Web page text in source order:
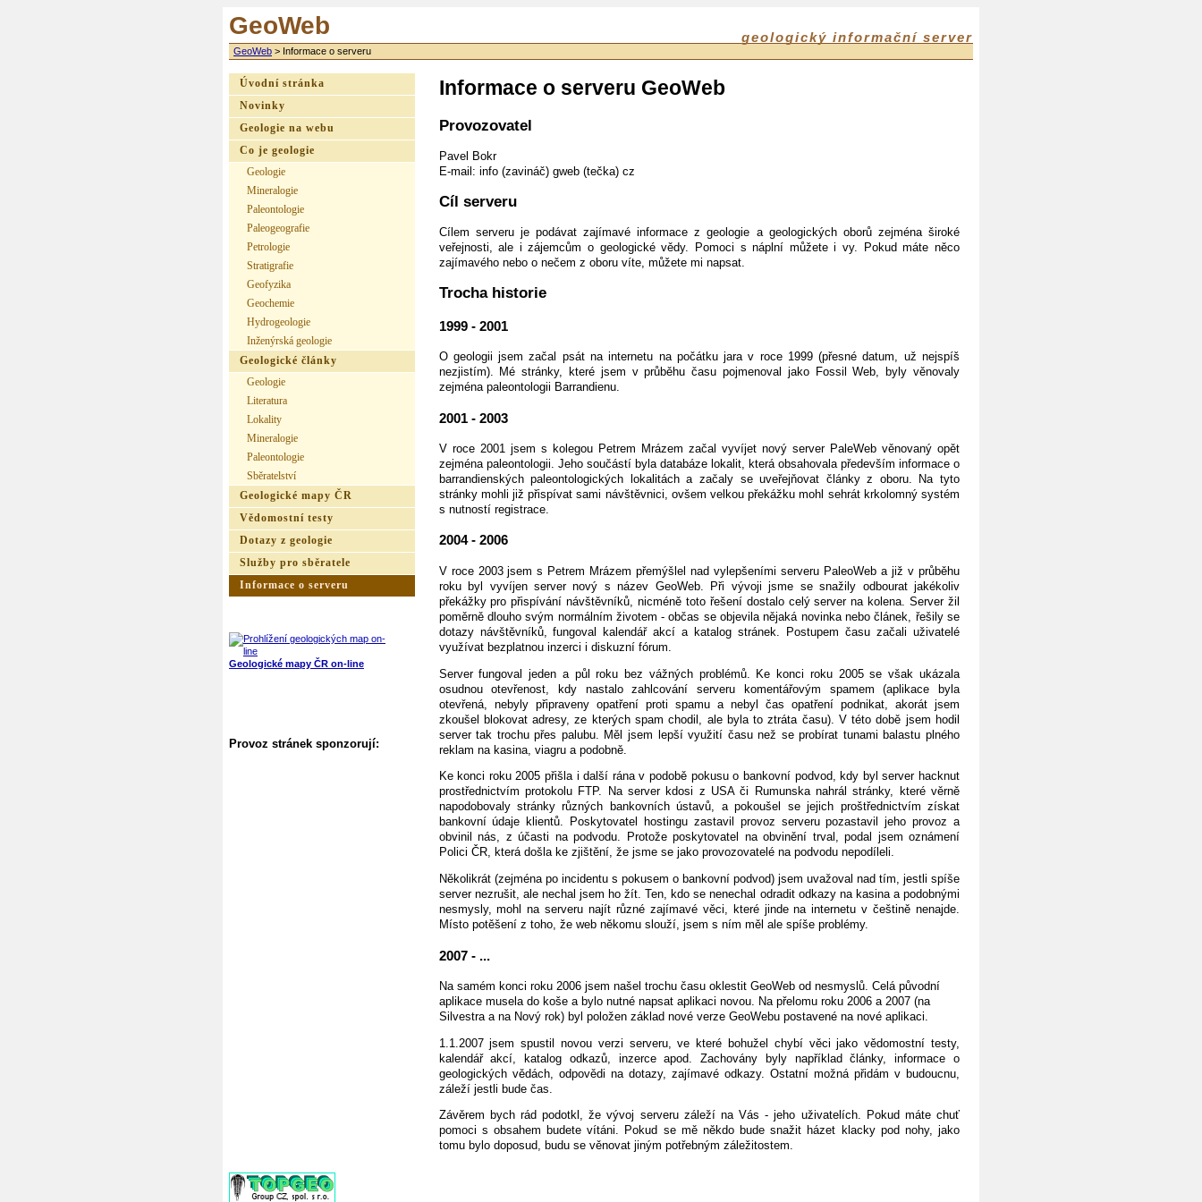
GeoWeb geologický informační server
GeoWeb > Informace o serveru
Informace o serveru GeoWeb
Provozovatel
Pavel Bokr
E-mail: info (zavináč) gweb (tečka) cz
Cíl serveru
Cílem serveru je podávat zajímavé informace z geologie a geologických oborů zejména široké
veřejnosti, ale i zájemcům o geologické vědy. Pomoci s náplní můžete i vy. Pokud máte něco
zajímavého nebo o nečem z oboru víte, můžete mi napsat.
Trocha historie
1999 - 2001
O geologii jsem začal psát na internetu na počátku jara v roce 1999 (přesné datum, už nejspíš
nezjistím). Mé stránky, které jsem v průběhu času pojmenoval jako Fossil Web, byly věnovaly
zejména paleontologii Barrandienu.
2001 - 2003
V roce 2001 jsem s kolegou Petrem Mrázem začal vyvíjet nový server PaleWeb věnovaný opět
zejména paleontologii. Jeho součástí byla databáze lokalit, která obsahovala především informace o
barrandienských paleontologických lokalitách a začaly se uveřejňovat články z oboru. Na tyto
stránky mohli již přispívat sami návštěvnici, ovšem velkou překážku mohl sehrát krkolomný systém
s nutností registrace.
2004 - 2006
V roce 2003 jsem s Petrem Mrázem přemýšlel nad vylepšeními serveru PaleoWeb a již v průběhu
roku byl vyvíjen server nový s název GeoWeb. Při vývoji jsme se snažily odbourat jakékoliv
překážky pro přispívání návštěvníků, nicméně toto řešení dostalo celý server na kolena. Server žil
poměrně dlouho svým normálním životem - občas se objevila nějaká novinka nebo článek, řešily se
dotazy návštěvníků, fungoval kalendář akcí a katalog stránek. Postupem času začali uživatelé
využívat bezplatnou inzerci i diskuzní fórum.
Server fungoval jeden a půl roku bez vážných problémů. Ke konci roku 2005 se však ukázala
osudnou otevřenost, kdy nastalo zahlcování serveru komentářovým spamem (aplikace byla
otevřená, nebyly připraveny opatření proti spamu a nebyl čas opatření podnikat, akorát jsem
zkoušel blokovat adresy, ze kterých spam chodil, ale byla to ztráta času). V této době jsem hodil
server tak trochu přes palubu. Měl jsem lepší využití času než se probírat tunami balastu plného
reklam na kasina, viagru a podobně.
Ke konci roku 2005 přišla i další rána v podobě pokusu o bankovní podvod, kdy byl server hacknut
prostřednictvím protokolu FTP. Na server kdosi z USA či Rumunska nahrál stránky, které věrně
napodobovaly stránky různých bankovních ústavů, a pokoušel se jejich proštřednictvím získat
bankovní údaje klientů. Poskytovatel hostingu zastavil provoz serveru pozastavil jeho provoz a
obvinil nás, z účasti na podvodu. Protože poskytovatel na obvinění trval, podal jsem oznámení
Polici ČR, která došla ke zjištění, že jsme se jako provozovatelé na podvodu nepodíleli.
Několikrát (zejména po incidentu s pokusem o bankovní podvod) jsem uvažoval nad tím, jestli spíše
server nezrušit, ale nechal jsem ho žít. Ten, kdo se nenechal odradit odkazy na kasina a podobnými
nesmysly, mohl na serveru najít různé zajímavé věci, které jinde na internetu v češtině nenajde.
Místo potěšení z toho, že web někomu slouží, jsem s ním měl ale spíše problémy.
2007 - ...
Na samém konci roku 2006 jsem našel trochu času oklestit GeoWeb od nesmyslů. Celá původní
aplikace musela do koše a bylo nutné napsat aplikaci novou. Na přelomu roku 2006 a 2007 (na
Silvestra a na Nový rok) byl položen základ nové verze GeoWebu postavené na nové aplikaci.
1.1.2007 jsem spustil novou verzi serveru, ve které bohužel chybí věci jako vědomostní testy,
kalendář akcí, katalog odkazů, inzerce apod. Zachovány byly například články, informace o
geologických vědách, odpovědi na dotazy, zajímavé odkazy. Ostatní možná přidám v budoucnu,
záleží jestli bude čas.
Závěrem bych rád podotkl, že vývoj serveru záleží na Vás - jeho uživatelích. Pokud máte chuť
pomoci s obsahem budete vítáni. Pokud se mě někdo bude snažit házet klacky pod nohy, jako
tomu bylo doposud, budu se věnovat jiným potřebným záležitostem.
Úvodní stránka
Novinky
Geologie na webu
Co je geologie
Geologie
Mineralogie
Paleontologie
Paleogeografie
Petrologie
Stratigrafie
Geofyzika
Geochemie
Hydrogeologie
Inženýrská geologie
Geologické články
Geologie
Literatura
Lokality
Mineralogie
Paleontologie
Sběratelství
Geologické mapy ČR
Vědomostní testy
Dotazy z geologie
Služby pro sběratele
Informace o serveru
Geologické mapy ČR on-line
Provoz stránek sponzorují: